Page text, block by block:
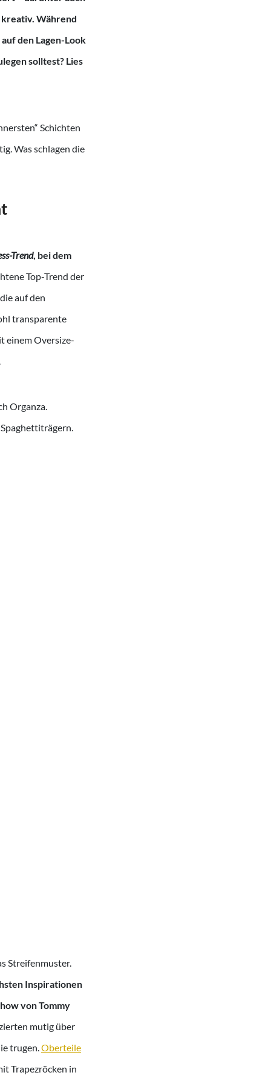
kreativ. Während
den Lagen-Look
solltest? Lies
Schichten
Was schlagen die
Trend, bei dem
Top-Trend der
auf den
transparente
einem Oversize-
Organza.
Streifenmuster.
Inspirationen
von Tommy
mutig über
trugen. Oberteile
Trapezröcken in